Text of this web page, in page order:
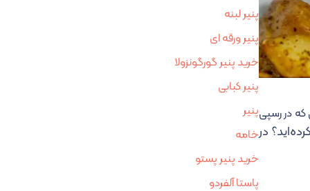
که در رسپی
در
پنیر لبنه
پنیر ورقه ای
خرید پنیر گورگونزولا
پنیر کبابی
پنیر
خامه
خرید پنیر پستو
پاستا آلفردو